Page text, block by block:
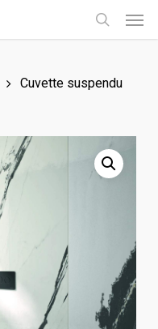
search
Cuvette suspendu